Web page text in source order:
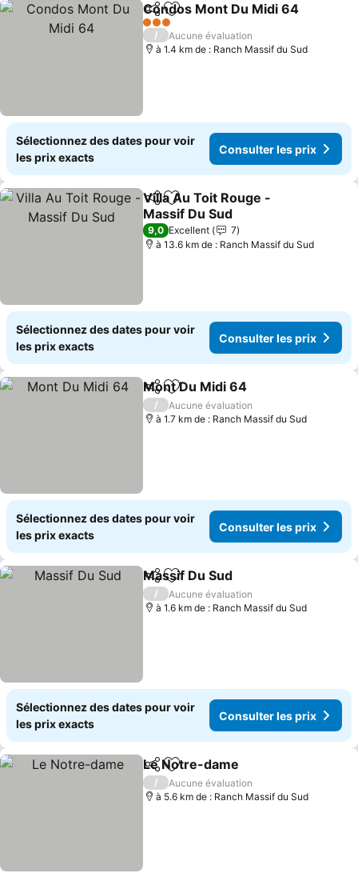
PartagerAjouter à mes favoris
Condos Mont Du Midi 64
3 Étoiles
/
Aucune évaluation
à 1.4 km de : Ranch Massif du Sud
Sélectionnez des dates pour voir
les prix exacts
Consulter les prix
PartagerAjouter à mes favoris
Villa Au Toit Rouge -
Massif Du Sud
Consulter les prix
9,0 Excellent
7
à 13.6 km de : Ranch Massif du Sud
Sélectionnez des dates pour voir
les prix exacts
Consulter les prix
PartagerAjouter à mes favoris
Mont Du Midi 64
/
Aucune évaluation
à 1.7 km de : Ranch Massif du Sud
Sélectionnez des dates pour voir
les prix exacts
Consulter les prix
PartagerAjouter à mes favoris
Massif Du Sud
/
Aucune évaluation
à 1.6 km de : Ranch Massif du Sud
Sélectionnez des dates pour voir
les prix exacts
Consulter les prix
PartagerAjouter à mes favoris
Le Notre-dame
/
Aucune évaluation
à 5.6 km de : Ranch Massif du Sud